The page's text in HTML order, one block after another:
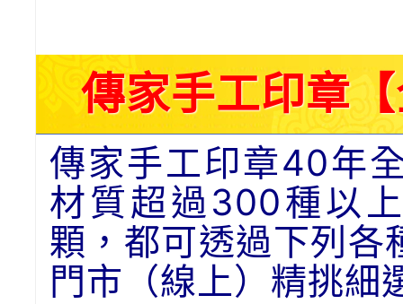
傳家手工印章
傳家手工印章40年
材質超過300種以
顆，都可透過下列各
門市（線上）精挑細